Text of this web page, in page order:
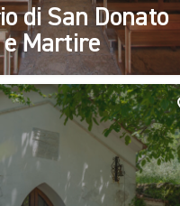
di San Donato
e Martire